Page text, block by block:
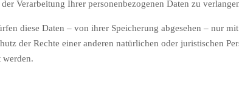
Verarbeitung Ihrer personenbezogenen Daten zu
diese Daten – von ihrer Speicherung abgesehen – nur
der Rechte einer anderen natürlichen oder juristischen
werden.